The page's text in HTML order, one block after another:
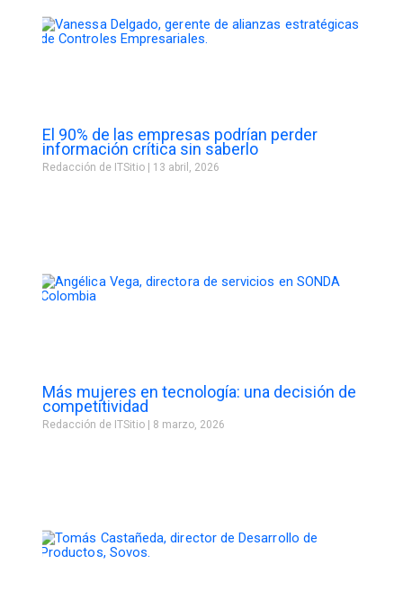
El 90% de las empresas podrían perder
información crítica sin saberlo
Redacción de ITSitio 13 abril, 2026
Más mujeres en tecnología: una decisión de
competitividad
Redacción de ITSitio 8 marzo, 2026